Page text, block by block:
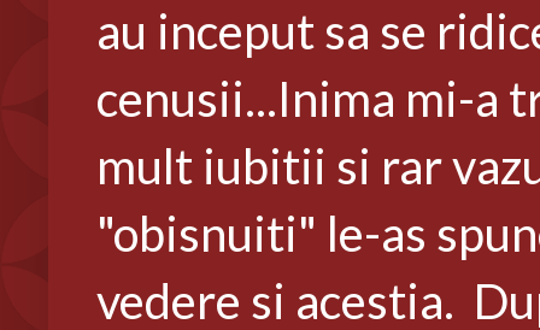
au inceput sa se
cenusii...Inima mi-a
mult iubitii si rar
"obisnuiti" le-as
vedere si acestia.